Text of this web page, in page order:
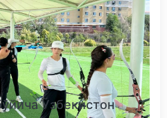
Ўзбекистон